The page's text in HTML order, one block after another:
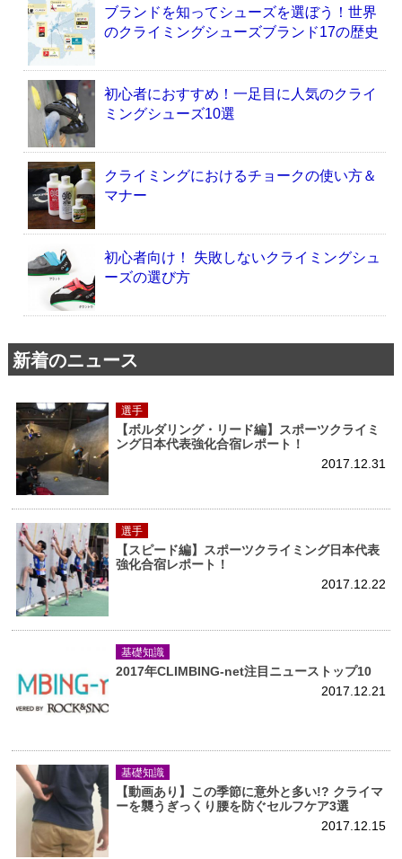
ブランドを知ってシューズを選ぼう！世界
のクライミングシューズブランド17の歴史
初心者におすすめ！一足目に人気のクライ
ミングシューズ10選
クライミングにおけるチョークの使い方＆
マナー
初心者向け！ 失敗しないクライミングシュ
ーズの選び方
新着のニュース
選手
【ボルダリング・リード編】スポーツクライミ
ング日本代表強化合宿レポート！
2017.12.31
選手
【スピード編】スポーツクライミング日本代表
強化合宿レポート！
2017.12.22
基礎知識
2017年CLIMBING-net注目ニューストップ10
2017.12.21
基礎知識
【動画あり】この季節に意外と多い!? クライマ
ーを襲うぎっくり腰を防ぐセルフケア3選
2017.12.15